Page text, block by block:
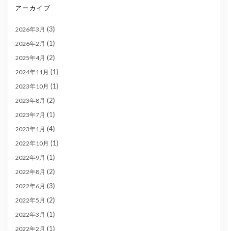
アーカイブ
2026年3月 (3)
2026年2月 (1)
2025年4月 (2)
2024年11月 (1)
2023年10月 (1)
2023年8月 (2)
2023年7月 (1)
2023年1月 (4)
2022年10月 (1)
2022年9月 (1)
2022年8月 (2)
2022年6月 (3)
2022年5月 (2)
2022年3月 (1)
2022年2月 (1)